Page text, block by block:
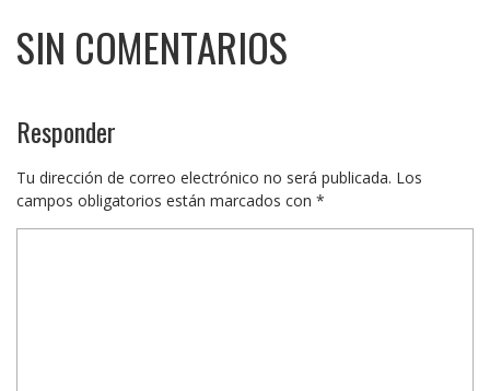
SIN COMENTARIOS
Responder
Tu dirección de correo electrónico no será publicada. Los
campos obligatorios están marcados con *